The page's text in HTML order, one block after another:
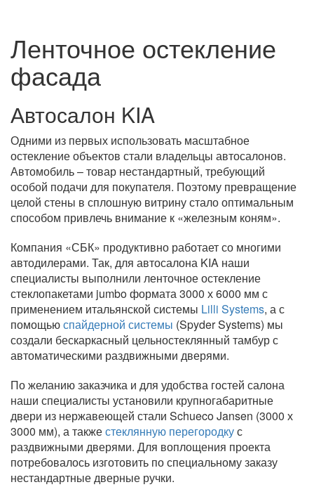
Ленточное остекление
фасада
Автосалон KIA
Одними из первых использовать масштабное
остекление объектов стали владельцы автосалонов.
Автомобиль – товар нестандартный, требующий
особой подачи для покупателя. Поэтому превращение
целой стены в сплошную витрину стало оптимальным
способом привлечь внимание к «железным коням».
Компания «СБК» продуктивно работает со многими
автодилерами. Так, для автосалона KIA наши
специалисты выполнили ленточное остекление
стеклопакетами jumbo формата 3000 х 6000 мм с
применением итальянской системы Lilli Systems, а с
помощьюспайдерной системы (Spyder Systems) мы
создали бескаркасный цельностеклянный тамбур с
автоматическими раздвижными дверями.
По желанию заказчика и для удобства гостей салона
наши специалисты установили крупногабаритные
двери из нержавеющей стали Schueco Jansen (3000 х
3000 мм), а такжестеклянную перегородкус
раздвижными дверями. Для воплощения проекта
потребовалось изготовить по специальному заказу
нестандартные дверные ручки.